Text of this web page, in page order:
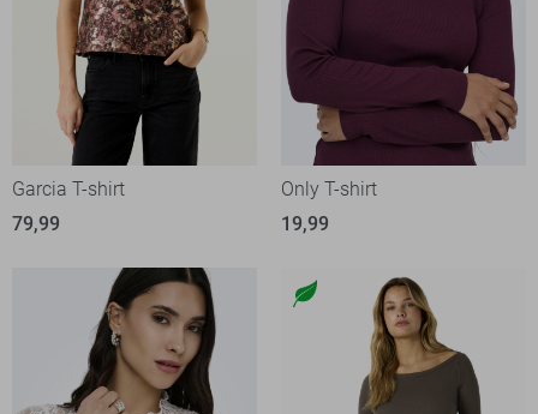
Garcia T-shirt
79,99
Only T-shirt
19,99